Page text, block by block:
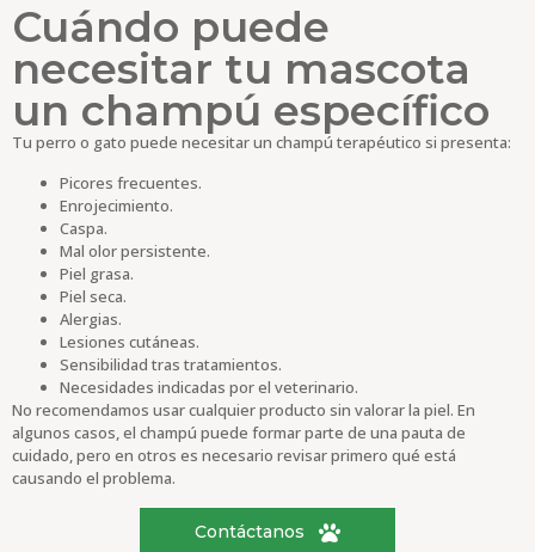
Cuándo puede
necesitar tu mascota
un champú específico
Tu perro o gato puede necesitar un champú terapéutico si presenta:
Picores frecuentes.
Enrojecimiento.
Caspa.
Mal olor persistente.
Piel grasa.
Piel seca.
Alergias.
Lesiones cutáneas.
Sensibilidad tras tratamientos.
Necesidades indicadas por el veterinario.
No recomendamos usar cualquier producto sin valorar la piel. En
algunos casos, el champú puede formar parte de una pauta de
cuidado, pero en otros es necesario revisar primero qué está
causando el problema.
Contáctanos